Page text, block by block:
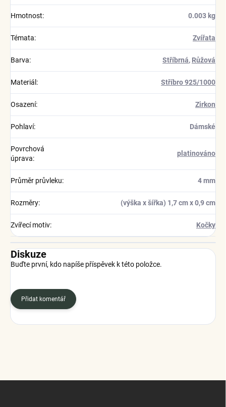
Hmotnost: 0.003 kg
Témata: Zvířata
Barva: Stříbrná, Růžová
Materiál : Stříbro 925/1000
Osazení: Zirkon
Pohlaví: Dámské
Povrchová
úprava:
platinováno
Průměr průvleku: 4 mm
Rozměry: (výška x šířka) 1,7 cm x 0,9 cm
Zvířecí motiv: Kočky
Diskuze
Buďte první, kdo napíše příspěvek k této položce.
Přidat komentář